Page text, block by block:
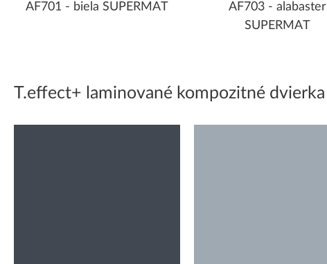
AF701 - biela SUPERMAT
AF703 - alabaster
SUPERMAT
T.effect+ laminované kompozitné dvierka